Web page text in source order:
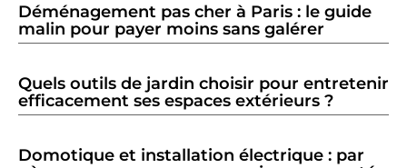
Déménagement pas cher à Paris : le guide
malin pour payer moins sans galérer
Quels outils de jardin choisir pour entretenir
efficacement ses espaces extérieurs ?
Domotique et installation électrique : par